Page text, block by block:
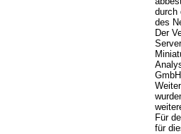
durch
des
Der
Für
für